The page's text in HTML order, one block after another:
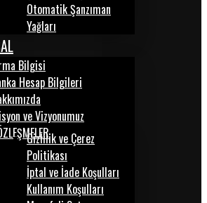
Otomatik Şanzıman
Yağları
Bilgisi
Hesap Bilgileri
ve Vizyonumuz
Gizlilik ve Çerez
Politikası
İptal ve İade Koşulları
Kullanım Koşulları